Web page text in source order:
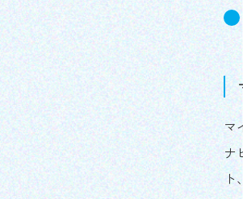
マ
ナ
ト